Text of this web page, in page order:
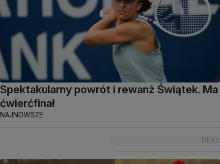
Spektakularny powrót i rewanż Świątek. Ma
ćwierćfinał
NAJNOWSZE